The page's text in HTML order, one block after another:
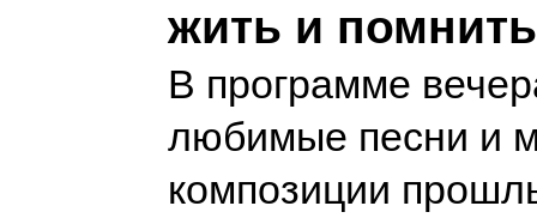
жить и
В программе
любимые песни и
композиции